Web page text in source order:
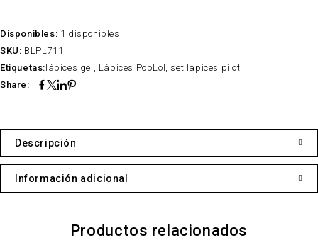
Disponibles: 1 disponibles
SKU: BLPL711
Etiquetas: lápices gel Lápices PopLol
set lapices pilot
Share:
Descripción
Información adicional
Productos relacionados